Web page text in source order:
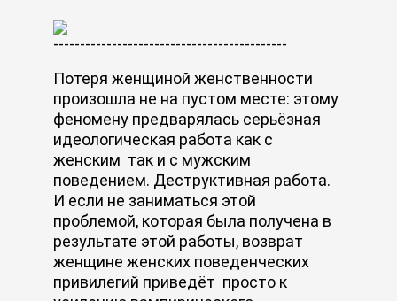
--------------------------------------------
Потеря женщиной женственности
произошла не на пустом месте: этому
феномену предварялась серьёзная
идеологическая работа как с
женским так и с мужским
поведением. Деструктивная работа.
И если не заниматься этой
проблемой, которая была получена в
результате этой работы, возврат
женщине женских поведенческих
привилегий приведёт просто к